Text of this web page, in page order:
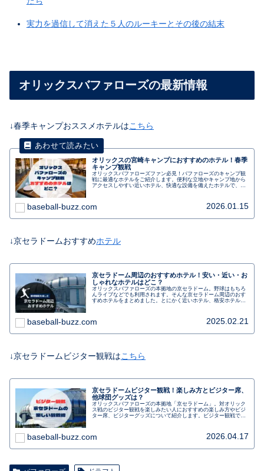
実力を過信して消えた５人のルーキーとその後の結末
オリックスバファローズの最新情報
↓春季キャンプおススメホテルはこちら
オリックスの宮崎キャンプにおすすめのホテル！春季
キャンプ観戦
オリックスバファローズファン必見！バファローズのキャンプ観
戦に最適なホテルをご紹介します。便利な立地やキャンプ地から
アクセスしやすい近いホテル、快適な設備を備えたホテルで、応
ングや駐車場の利用も可能です。キャンプ観戦を充実させるため
のおすすめホテルです。
baseball-buzz.com 2026.01.15
↓京セラドームおすすめホテル
京セラドーム周辺のおすすめホテル！安い・近い・お
しゃれなホテルはどこ？
オリックスバファローズの本拠地の京セラドーム。野球はもちろ
んライブなどでも利用されます。そんな京セラドーム周辺のおす
すめホテルをまとめました。とにかく近いホテル、格安ホテル、
baseball-buzz.com 2025.02.21
↓京セラドームビジター観戦はこちら
京セラドームビジター観戦！楽しみ方とビジター席、
他球団グッズは？
オリックスバファローズの本拠地「京セラドーム」。対オリック
ス戦のビジター観戦を楽しみたい人におすすめの楽しみ方やビジ
ター席、ビジターグッズについて紹介します。ビジター観戦で気
baseball-buzz.com 2026.04.17